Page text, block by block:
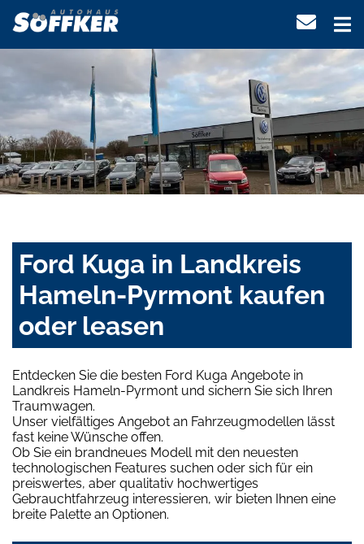
Ford Kuga in Landkreis
Hameln-Pyrmont kaufen
oder leasen
Entdecken Sie die besten Ford Kuga Angebote in
Landkreis Hameln-Pyrmont und sichern Sie sich Ihren
Traumwagen.
Unser vielfältiges Angebot an Fahrzeugmodellen lässt
fast keine Wünsche offen.
Ob Sie ein brandneues Modell mit den neuesten
technologischen Features suchen oder sich für ein
preiswertes, aber qualitativ hochwertiges
Gebrauchtfahrzeug interessieren, wir bieten Ihnen eine
breite Palette an Optionen.